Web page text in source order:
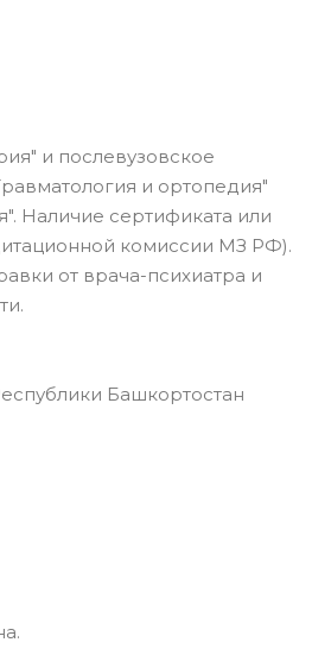
и послевузовское
и ортопедия"
Наличие сертификата или
комиссии МЗ РФ).
от врача-психиатра и
Башкортостан